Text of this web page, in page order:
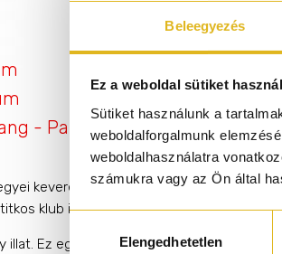
Beleegyezés
Ez a weboldal sütiket használ
Sütiket használunk a
weboldalforgalmunk
weboldalhasználatra
számukra vagy az Ön által
kiválasztásaElengedhetetlen
- Parfümőrült
és az
rituáléját
jelent.
keverednek azúj bankjegyekmeglepő
klub illata Tokió mélyén – ahol a múlt
illat. Ez egy szövetség. Egy pecsét. Egy